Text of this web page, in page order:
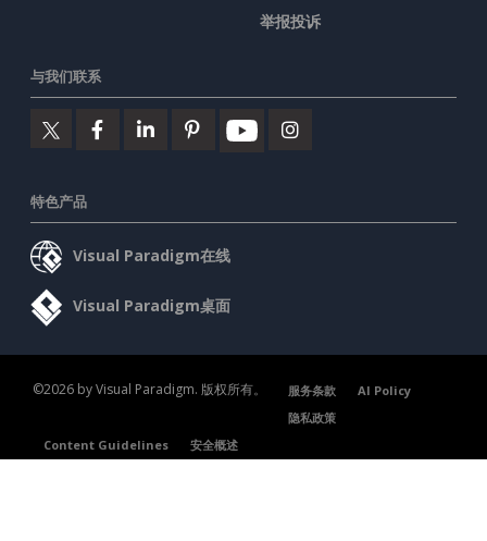
举报投诉
与我们联系
特色产品
Visual Paradigm在线
Visual Paradigm桌面
©2026 by Visual Paradigm. 版权所有。 服务条款
AI Policy
隐私政策
Content Guidelines
安全概述